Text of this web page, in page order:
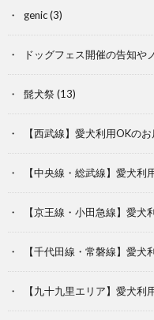
genic(3)
ドッグフェス開催の告知や
髭犬祭 (13)
【西武線】愛犬利用OKの
【中央線・総武線】愛犬利
【京王線・小田急線】愛犬
【千代田線・常磐線】愛
【九十九里エリア】愛犬利